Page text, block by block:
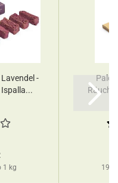
-
1 kg
Palo